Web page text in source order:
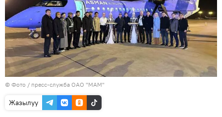
© Фото / пресс-служба ОАО "МАМ"
Жазылуу